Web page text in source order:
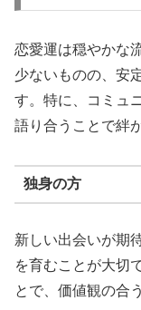
恋愛運は穏やかな
少ないものの、安
す。特に、コミュ
語り合うことで絆
独身の方
新しい出会いが期
を育むことが大切
とで、価値観の合